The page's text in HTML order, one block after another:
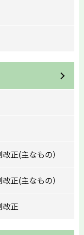
正(主なもの）
正(主なもの）
改正